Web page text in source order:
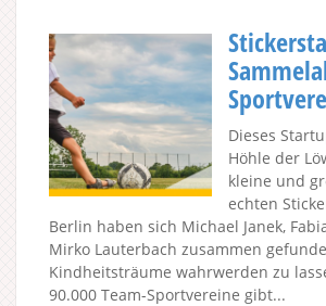
Dieses
Höhle der
kleine und
echten
Berlin haben sich Michael Janek,
Mirko Lauterbach zusammen
Kindheitsträume wahrwerden zu
90.000 Team-Sportvereine gibt...